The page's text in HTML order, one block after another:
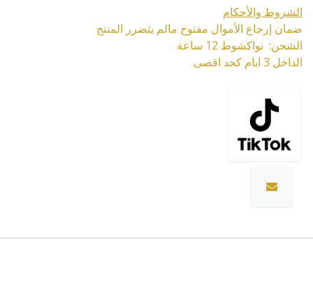
الشروط والأحكام
ضمان إرجاع الأموال مفتوح مالم يتضرر المنتج
الشحن: نواكشوط 12 ساعة
الداخل 3 ايام كحد اقصى